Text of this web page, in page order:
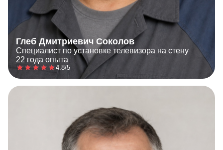
Глеб Дмитриевич Соколов
Специалист по установке телевизора на стену
22 года опыта
4.8/5